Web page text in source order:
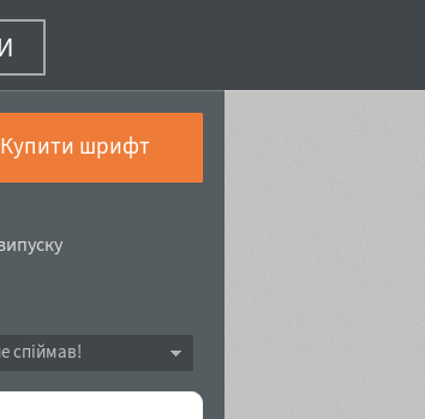
Купити шрифт
спіймав!